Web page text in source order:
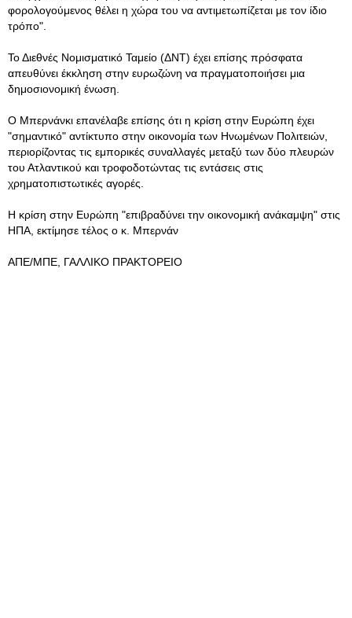
φορολογούμενος θέλει η χώρα του να αντιμετωπίζεται με τον ίδιο
τρόπο".
Το Διεθνές Νομισματικό Ταμείο (ΔΝΤ) έχει επίσης πρόσφατα
απευθύνει έκκληση στην ευρωζώνη να πραγματοποιήσει μια
δημοσιονομική ένωση.
Ο Μπερνάνκι επανέλαβε επίσης ότι η κρίση στην Ευρώπη έχει
"σημαντικό" αντίκτυπο στην οικονομία των Ηνωμένων Πολιτειών,
περιορίζοντας τις εμπορικές συναλλαγές μεταξύ των δύο πλευρών
του Ατλαντικού και τροφοδοτώντας τις εντάσεις στις
χρηματοπιστωτικές αγορές.
Η κρίση στην Ευρώπη "επιβραδύνει την οικονομική ανάκαμψη" στις
ΗΠΑ, εκτίμησε τέλος ο κ. Μπερνάν
ΑΠΕ/ΜΠΕ, ΓΑΛΛΙΚΟ ΠΡΑΚΤΟΡΕΙΟ